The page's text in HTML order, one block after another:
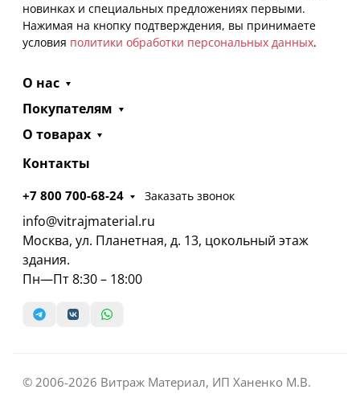
новинках и специальных предложениях первыми.
Нажимая на кнопку подтверждения, вы принимаете
условия политики обработки персональных данных.
О нас
Покупателям
О товарах
Контакты
+7 800 700-68-24 Заказать звонок
info@vitrajmaterial.ru
Москва, ул. Планетная, д. 13, цокольный этаж
здания.
Пн—Пт 8:30 – 18:00
© 2006-2026 Витраж Материал, ИП Ханенко М.В.